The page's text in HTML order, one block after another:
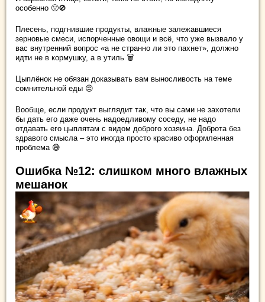
особенно 🤢🚫
Плесень, подгнившие продукты, влажные залежавшиеся
зерновые смеси, испорченные овощи и всё, что уже вызвало у
вас внутренний вопрос «а не странно ли это пахнет», должно
идти не в кормушку, а в утиль 🗑️
Цыплёнок не обязан доказывать вам выносливость на теме
сомнительной еды 😔
Вообще, если продукт выглядит так, что вы сами не захотели
бы дать его даже очень надоедливому соседу, не надо
отдавать его цыплятам с видом доброго хозяина. Доброта без
здравого смысла – это иногда просто красиво оформленная
проблема 😅
Ошибка №12: слишком много влажных
мешанок